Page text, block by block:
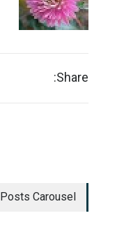
Share:
Posts Carousel